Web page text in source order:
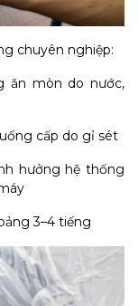
chuyên nghiệp:
ăn mòn do nước,
cấp do gỉ sét
hưởng hệ thống
3–4 tiếng